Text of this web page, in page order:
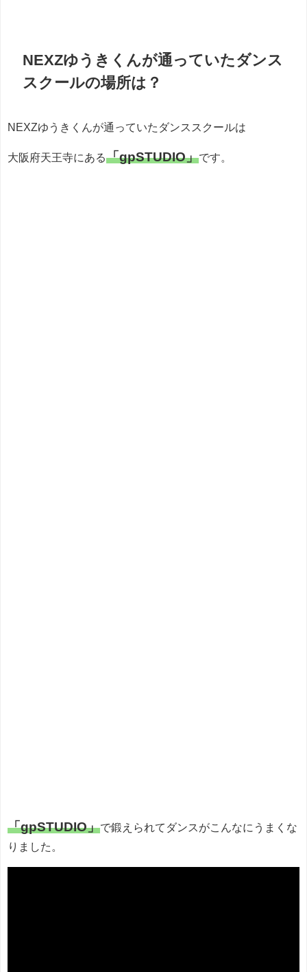
NEXZゆうきくんが通っていたダンス
スクールの場所は？
NEXZゆうきくんが通っていたダンススクールは
大阪府天王寺にある「gpSTUDIO」です。
「gpSTUDIO」で鍛えられてダンスがこんなにうまくな
りました。